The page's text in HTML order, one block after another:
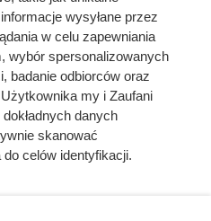
w cenie, jakiej
wysyłane przez
w celu zapewniania
wybór spersonalizowanych
badanie odbiorców oraz
my i Zaufani
danych
skanować
celów identyfikacji.